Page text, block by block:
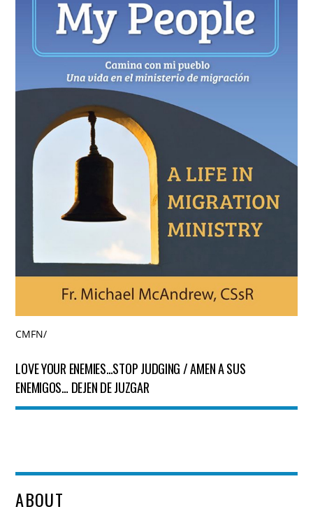
CMFN/
LOVE YOUR ENEMIES…STOP JUDGING / AMEN A SUS
ENEMIGOS… DEJEN DE JUZGAR
ABOUT